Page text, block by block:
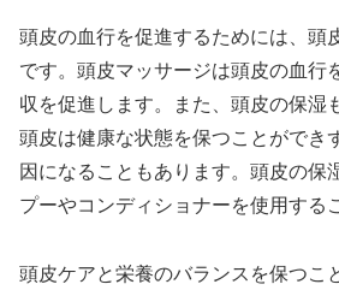
頭皮の血行を促進するためには、頭
です。頭皮マッサージは頭皮の血行
収を促進します。また、頭皮の保湿
頭皮は健康な状態を保つことができ
因になることもあります。頭皮の保
プーやコンディショナーを使用する
頭皮ケアと栄養のバランスを保つこ